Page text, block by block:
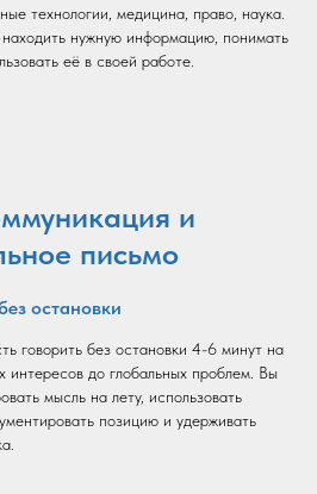
технологии, медицина, право, наука.
нужную информацию, понимать
её в своей работе.
и
письмо
остановки
говорить без остановки 4-6 минут на
интересов до глобальных проблем. Вы
мысль на лету, использовать
позицию и удерживать